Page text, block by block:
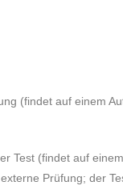
(findet auf einem
Test (findet auf
Prüfung; der